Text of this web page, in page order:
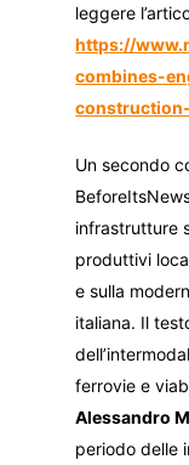
leggere
https://
combines-
Un secondo
infrastrutture
produttivi
e sulla
italiana. Il
ferrovie e
Alessandro
periodo delle